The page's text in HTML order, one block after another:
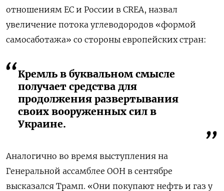
отношениям ЕС и России в CREA, назвал
увеличение потока углеводородов «формой
самосаботажа» со стороны европейских стран:
Кремль в буквальном смысле
получает средства для
продолжения развертывания
своих вооруженных сил в
Украине.
Аналогично во время выступления на
Генеральной ассамблее ООН в сентябре
высказался Трамп. «Они покупают нефть и газ у